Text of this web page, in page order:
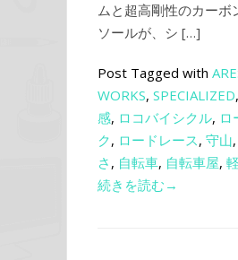
ムと超高剛性のカーボ
ソールが、シ […]
Post Tagged with
WORKS, SPECIALIZED,
感, ロコバイシクル, ロ
ク, ロードレース, 守山,
さ , 自転車, 自転車屋,
続きを読む→